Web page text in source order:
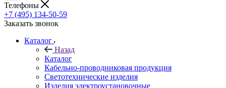
Телефоны
+7 (495) 134-50-59
Заказать звонок
Каталог
Назад
Каталог
Кабельно-проводниковая продукция
Светотехнические изделия
Изделия электроустановочные